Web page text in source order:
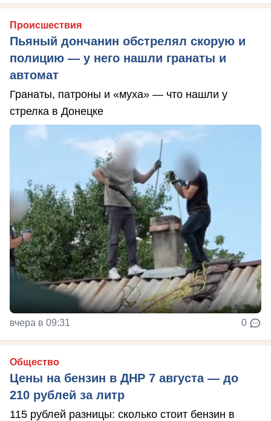
Происшествия
Пьяный дончанин обстрелял скорую и
полицию — у него нашли гранаты и
автомат
Гранаты, патроны и «муха» — что нашли у
стрелка в Донецке
вчера в 09:31 0
Общество
Цены на бензин в ДНР 7 августа — до
210 рублей за литр
115 рублей разницы: сколько стоит бензин в